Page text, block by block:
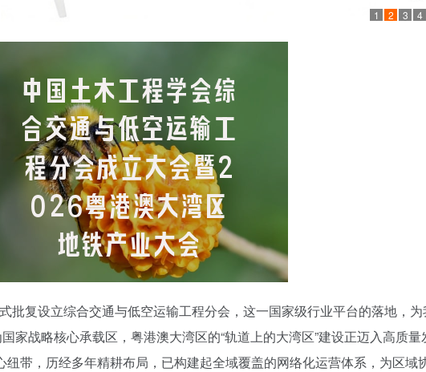
1 2 3 4
复设立综合交通与低空运输工程分会，这一国家级行业平台的落地，为
家战略核心承载区，粤港澳大湾区的“轨道上的大湾区”建设正迈入高质量
带，历经多年精耕布局，已构建起全域覆盖的网络化运营体系，为区域